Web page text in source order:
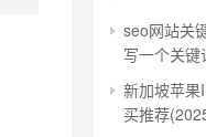
seo网站关
写一个关键
新加坡苹果
买推荐